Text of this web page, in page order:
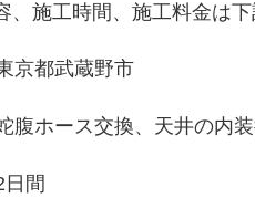
、施工時間、施工料金は下
京都武蔵野市
腹ホース交換、天井の内
日間